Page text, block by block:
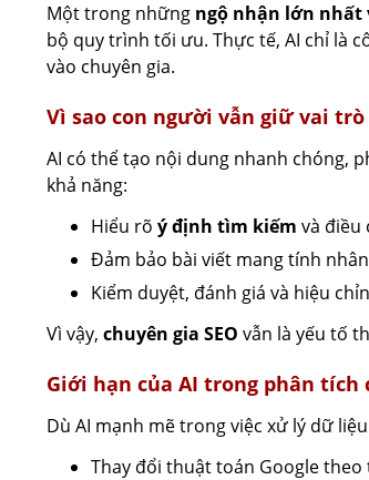
Một trong những ngộ nhận lớn nhất
bộ quy trình tối ưu. Thực tế, AI chỉ là
vào chuyên gia.
Vì sao con người vẫn giữ vai
AI có thể tạo nội dung nhanh chóng,
khả năng:
Hiểu rõ ý định tìm kiếm và điều
Đảm bảo bài viết mang tính
Kiểm duyệt, đánh giá và hiệu
Vì vậy, chuyên gia SEO vẫn là yếu tố
Giới hạn của AI trong phân tích
Dù AI mạnh mẽ trong việc xử lý dữ
Thay đổi thuật toán Google theo